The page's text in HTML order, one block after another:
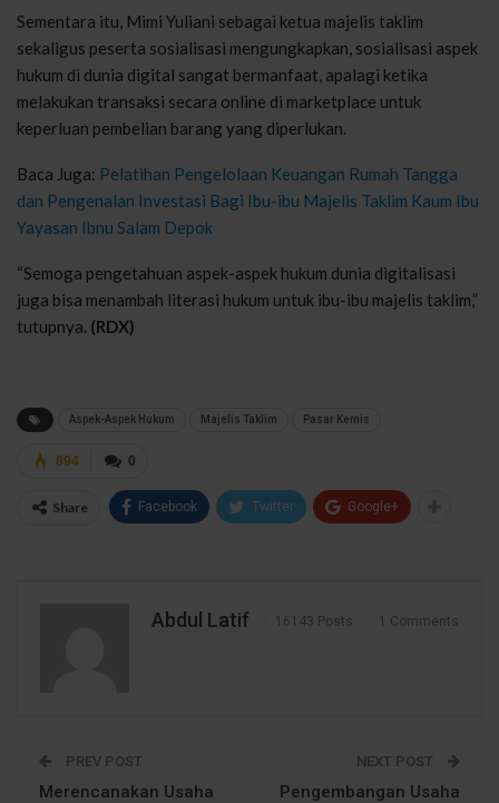
Sementara itu, Mimi Yuliani sebagai ketua majelis taklim
sekaligus peserta sosialisasi mengungkapkan, sosialisasi aspek
hukum di dunia digital sangat bermanfaat, apalagi ketika
melakukan transaksi secara online di marketplace untuk
keperluan pembelian barang yang diperlukan.
Baca Juga: Pelatihan Pengelolaan Keuangan Rumah Tangga
dan Pengenalan Investasi Bagi Ibu-ibu Majelis Taklim Kaum Ibu
Yayasan Ibnu Salam Depok
“Semoga pengetahuan aspek-aspek hukum dunia digitalisasi
juga bisa menambah literasi hukum untuk ibu-ibu majelis taklim,”
tutupnya. (RDX)
Aspek-Aspek Hukum Majelis Taklim Pasar Kemis
0
894
Share Facebook Twitter Google+
Abdul Latif 16143 Posts 1 Comments
PREV POST
Merencanakan Usaha
NEXT POST
Pengembangan Usaha